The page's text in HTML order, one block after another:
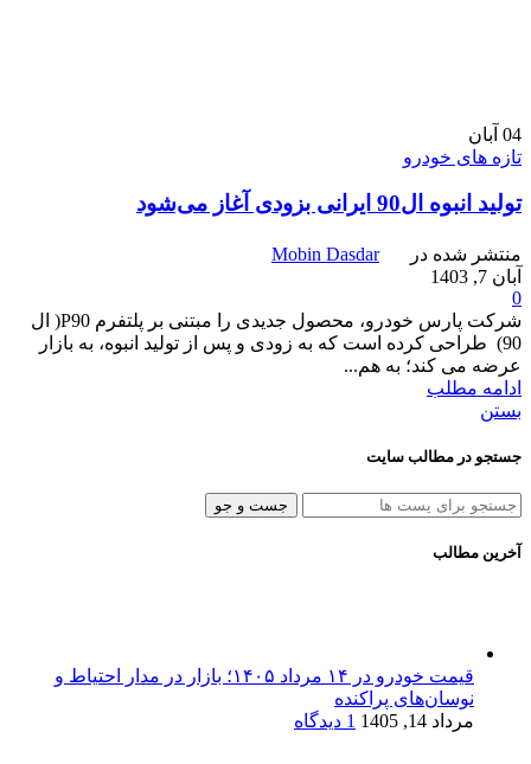
04 آبان
تازه های خودرو
تولید انبوه ال90 ایرانی بزودی آغاز می‌شود
منتشر شده در
Mobin Dasdar
آبان 7, 1403
0
شرکت پارس خودرو، محصول جدیدی را مبتنی بر پلتفرم P90( ال
90) طراحی کرده است که به زودی و پس از تولید انبوه، به بازار
عرضه می کند؛ به هم...
ادامه مطلب
بستن
جستجو در مطالب سایت
جست و جو
آخرین مطالب
قیمت خودرو در ۱۴ مرداد ۱۴۰۵؛ بازار در مدار احتیاط و
نوسان‌های پراکنده
مرداد 14, 1405
1 دیدگاه